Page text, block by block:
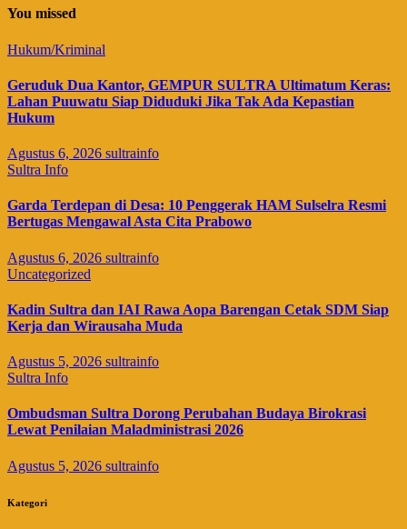
You missed
Hukum/Kriminal
Geruduk Dua Kantor, GEMPUR SULTRA Ultimatum Keras:
Lahan Puuwatu Siap Diduduki Jika Tak Ada Kepastian
Hukum
Agustus 6, 2026 sultrainfo
Sultra Info
Garda Terdepan di Desa: 10 Penggerak HAM Sulselra Resmi
Bertugas Mengawal Asta Cita Prabowo
Agustus 6, 2026 sultrainfo
Uncategorized
Kadin Sultra dan IAI Rawa Aopa Barengan Cetak SDM Siap
Kerja dan Wirausaha Muda
Agustus 5, 2026 sultrainfo
Sultra Info
Ombudsman Sultra Dorong Perubahan Budaya Birokrasi
Lewat Penilaian Maladministrasi 2026
Agustus 5, 2026 sultrainfo
Kategori